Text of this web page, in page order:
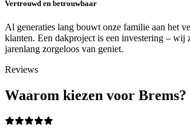
Vertrouwd en betrouwbaar
Al generaties lang bouwt onze familie aan het
klanten. Een dakproject is een investering – wij
jarenlang zorgeloos van geniet.
Reviews
Waarom kiezen voor Brems?